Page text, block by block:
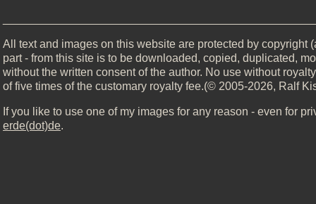
All text and images on this website are protected by
part - from this site is to be downloaded, copied, duplicated,
without the written consent of the author. No use without
of five times of the customary royalty fee.(© 2005-2026, Ralf
If you like to use one of my images for any reason - even for
erde(dot)de.